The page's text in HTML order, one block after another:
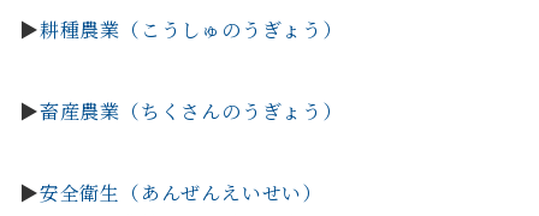
▶耕種農業（こうしゅのうぎょう）
▶畜産農業（ちくさんのうぎょう）
▶安全衛生（あんぜんえいせい）